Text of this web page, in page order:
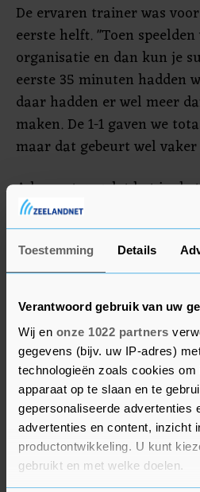
Toestemming Details
Verantwoord gebruik van uw
Wij en onze 1022 partners
gegevens (bijv. uw IP-adres)
technologieën zoals cookies om
apparaat op te slaan en te
gepersonaliseerde advertenties
advertenties en content, inzicht
productontwikkeling. U kunt
gebruikt en met welke doelen.
De ervaren trainer was
eerste helft. "Toen
organisatie en dan kun je
eerste 35 minuten hadden
daar hadden er wel meer
maken. De 1-1 gaven we
maar dat gebeurt wel
Advocaat zag dat het in de
ging. "Als de ruimtes
de spelers in de
een aantal bepalende
excuus. Er valt nog wel